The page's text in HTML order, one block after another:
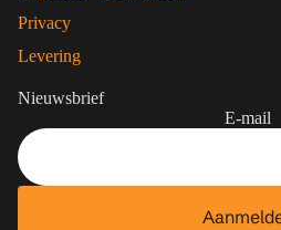
Privacy
Levering
Nieuwsbrief
E-mail